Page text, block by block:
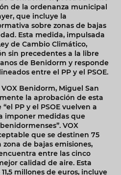
de la ordenanza municipal
que incluye la
sobre zonas de bajas
Esta medida, impulsada
de Cambio Climático,
sin precedentes a la libre
de Benidorm y responde
entre el PP y el PSOE.
Benidorm, Miguel San
la aprobación de esta
PP y el PSOE vuelven a
imponer medidas que
VOX
que se destinen 75
de bajas emisiones,
entre las cinco
calidad de aire. Esta
millones de euros, incluye